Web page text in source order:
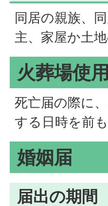
同居の親族、
主、家屋か土
火葬場使
死亡届の際に
する日時を前
婚姻届
届出の期間